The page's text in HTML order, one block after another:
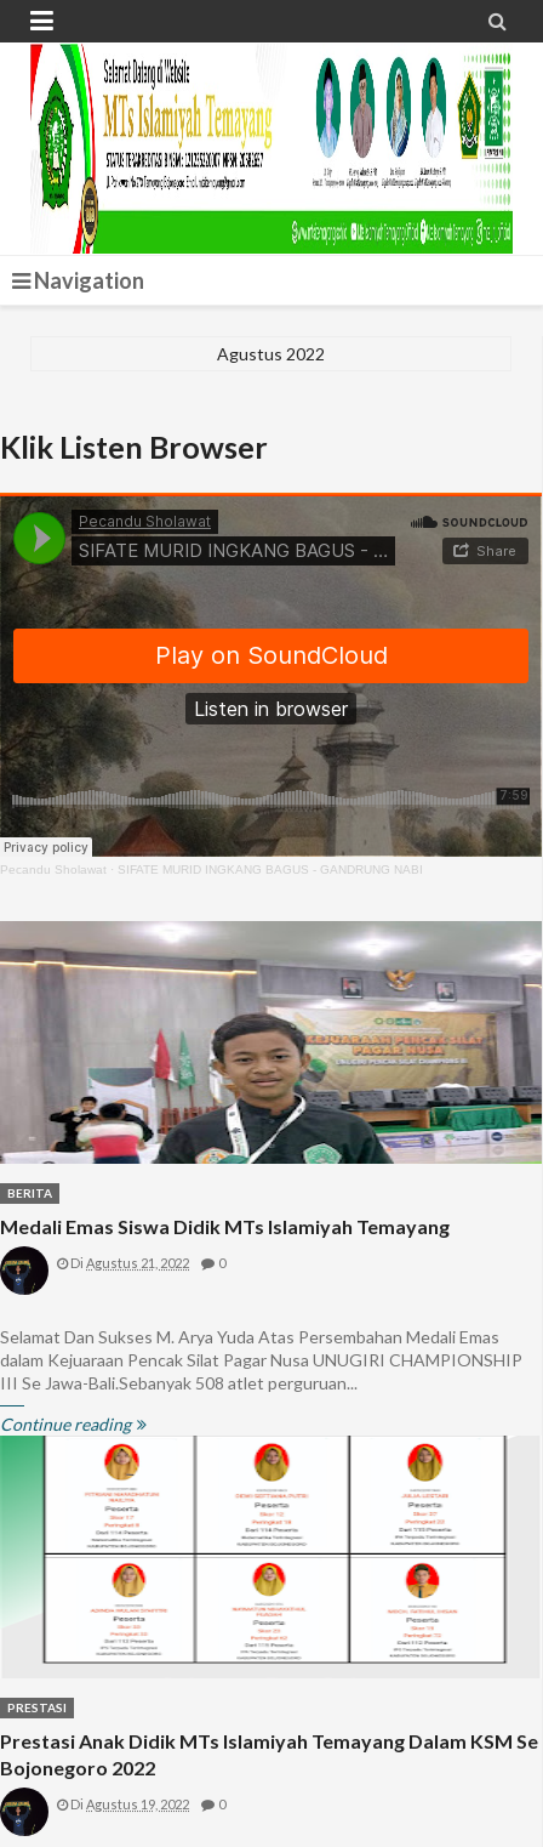
 
Navigation
Agustus 2022
Klik Listen Browser
Pecandu Sholawat · SIFATE MURID INGKANG BAGUS - GANDRUNG NABI
BERITA
Medali Emas Siswa Didik MTs Islamiyah Temayang
Di Agustus 21, 2022 0
Selamat Dan Sukses M. Arya Yuda Atas Persembahan Medali Emas
dalam Kejuaraan Pencak Silat Pagar Nusa UNUGIRI CHAMPIONSHIP
III Se Jawa-Bali.Sebanyak 508 atlet perguruan...
Continue reading
PRESTASI
Prestasi Anak Didik MTs Islamiyah Temayang Dalam KSM Se
Bojonegoro 2022
Di Agustus 19, 2022 0